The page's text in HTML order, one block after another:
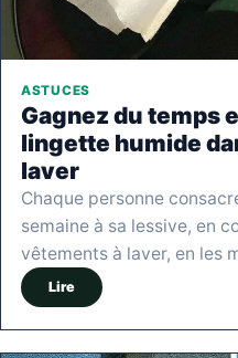
ASTUCES
Gagnez du temps
lingette humide
laver
Chaque personne
semaine à sa lessive, en
vêtements à laver, en les
Lire